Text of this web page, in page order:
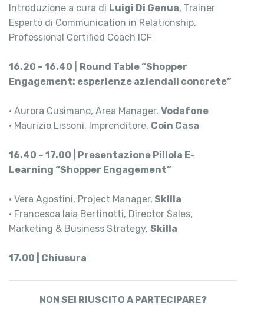
Introduzione a cura di Luigi Di Genua, Trainer
Esperto di Communication in Relationship,
Professional Certified Coach ICF
16.20 – 16.40
Round Table “Shopper
Engagement: esperienze aziendali concrete”
• Aurora Cusimano, Area Manager, Vodafone
• Maurizio Lissoni, Imprenditore, Coin Casa
16.40 – 17.00
Presentazione Pillola E-
Learning “Shopper Engagement”
• Vera Agostini, Project Manager, Skilla
• Francesca Iaia Bertinotti, Director Sales,
Marketing & Business Strategy, Skilla
17.00 | Chiusura
NON SEI RIUSCITO A PARTECIPARE?